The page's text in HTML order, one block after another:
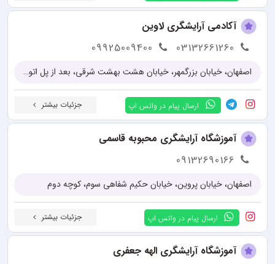
آکادمی آرایشگری لاوین
03132661260
09925009400
اصفهان، خیابان بزرگمهر، خیابان هشت بهشت شرقی، بعد از پل اتوبان، کوچه وحدت، فرعی انقلاب، پلاک ۲۶
ارسال پیام در واتس اپ جزئیات بیشتر
آموزشگاه آرایشگری محبوبه قاسمی
09132690166
اصفهان، خیابان پروین، خیابان حکیم شفاهی سوم، کوچه دوم
ارسال پیام در واتس اپ جزئیات بیشتر
آموزشگاه آرایشگری الهه جعفری